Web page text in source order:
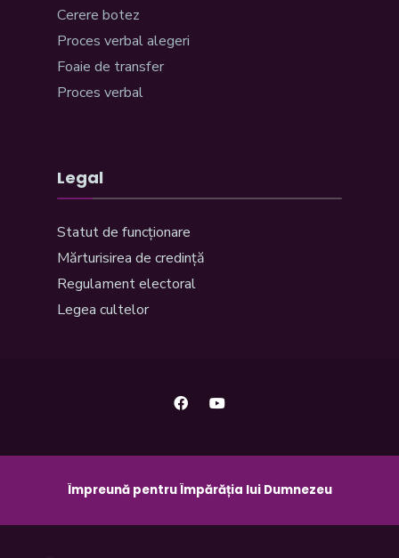
Cerere botez
Proces verbal alegeri
Foaie de transfer
Proces verbal
Legal
Statut de funcționare
Mărturisirea de credință
Regulament electoral
Legea cultelor
Împreună pentru Împărăția lui Dumnezeu